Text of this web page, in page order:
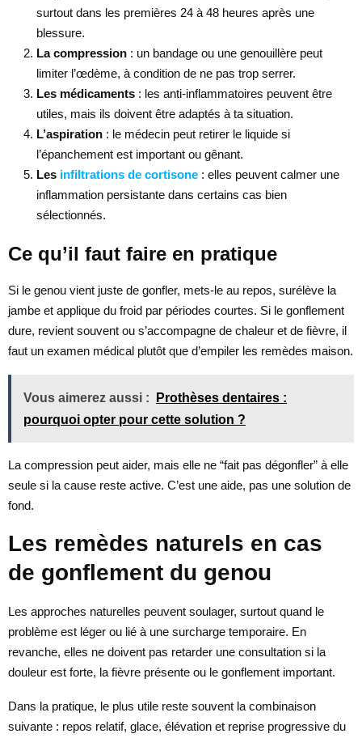
surtout dans les premières 24 à 48 heures après une
blessure.
La compression : un bandage ou une genouillère peut
limiter l’œdème, à condition de ne pas trop serrer.
Les médicaments : les anti-inflammatoires peuvent être
utiles, mais ils doivent être adaptés à ta situation.
L’aspiration : le médecin peut retirer le liquide si
l’épanchement est important ou gênant.
Les infiltrations de cortisone : elles peuvent calmer une
inflammation persistante dans certains cas bien
sélectionnés.
Ce qu’il faut faire en pratique
Si le genou vient juste de gonfler, mets-le au repos, surélève la
jambe et applique du froid par périodes courtes. Si le gonflement
dure, revient souvent ou s’accompagne de chaleur et de fièvre, il
faut un examen médical plutôt que d’empiler les remèdes maison.
Vous aimerez aussi :
Prothèses dentaires :
pourquoi opter pour cette solution ?
La compression peut aider, mais elle ne “fait pas dégonfler” à elle
seule si la cause reste active. C’est une aide, pas une solution de
fond.
Les remèdes naturels en cas
de gonflement du genou
Les approches naturelles peuvent soulager, surtout quand le
problème est léger ou lié à une surcharge temporaire. En
revanche, elles ne doivent pas retarder une consultation si la
douleur est forte, la fièvre présente ou le gonflement important.
Dans la pratique, le plus utile reste souvent la combinaison
suivante : repos relatif, glace, élévation et reprise progressive du